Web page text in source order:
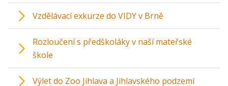
Vzdělávací exkurze do VIDY v Brně
Rozloučení s předškoláky v naší mateřské
škole
Výlet do Zoo Jihlava a Jihlavského podzemí